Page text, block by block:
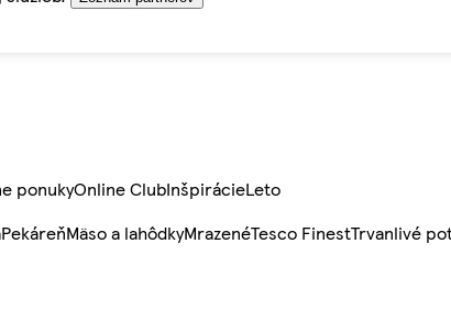
ponukyOnline ClubInšpirácieLeto
PekáreňMäso a lahôdkyMrazenéTesco FinestTrvanlivé